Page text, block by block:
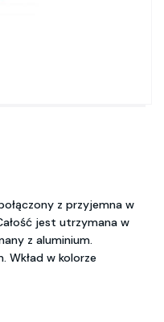
z przyjemna w
jest utrzymana w
z aluminium.
Wkład w kolorze